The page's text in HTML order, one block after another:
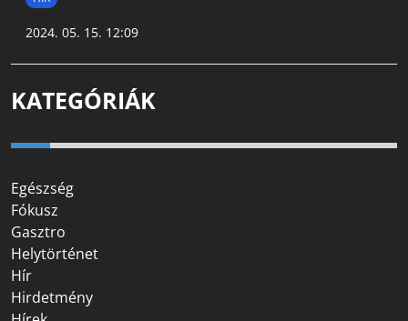
2024. 05. 15. 12:09
KATEGÓRIÁK
Egészség
Fókusz
Gasztro
Helytörténet
Hír
Hirdetmény